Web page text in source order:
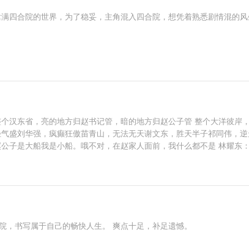
四合院的世界，为了稳妥，主角混入四合院，想凭着熟悉剧情混的
汉东省，亮的地方归赵书记管，暗的地方归赵公子管 整个大洋彼
盛刘华强，疯癫狂傲苗青山，无法无天谢文东，胜天半子祁同伟
子是大船我是小船。哦不对，在赵家人面前，我什么都不是 林耀
瑞金：被赵瑞龙抓了小辫子，掀桌便是两败俱伤 高育良：被赵瑞
汉：是谁不声不响偷了我别墅里的2亿现金
书写属于自己的畅快人生。 爽点十足，补足遗憾。